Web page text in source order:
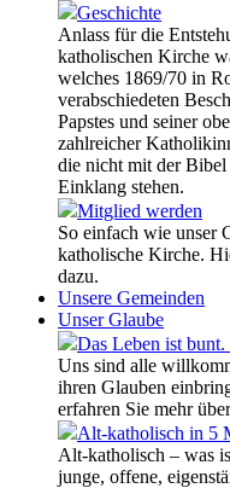
Geschichte
Anlass für die
katholischen Kirche
welches 1869/70 in
verabschiedeten
Papstes und seiner
zahlreicher
die nicht mit der
Einklang stehen.
Mitglied werden
So einfach wie unser
katholische Kirche.
dazu.
Unsere Gemeinden
Unser Glaube
Das Leben ist bunt.
Uns sind alle
ihren Glauben
erfahren Sie mehr
Alt-katholisch in 5
Alt-katholisch – was
junge, offene,